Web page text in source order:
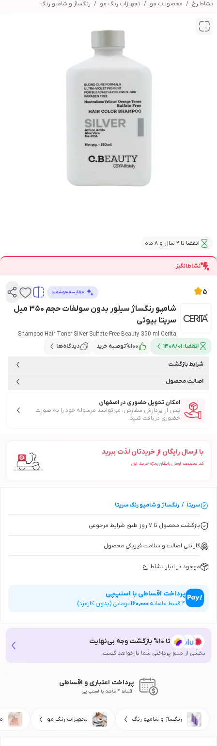
نشاط رخ محصولات مو تجهیزات رنگ مو رنگساژ و شامپو رنگ
انقضا تا 2 سال و 8 ماه
نشاط‌انگیز
5 مقایسه هوشمند
شامپو رنگساژ سیلور بدون سولفات حجم 350 میل
سریتا بیوتی
Shampoo Hair Toner Silver Sulfate-Free Beauty 350 ml Cerita
انقضا:1408/01
%100 توصیه خرید دیدگاه‌ها
شرایط بازگشت
اصالت محصول
امکان تحویل حضوری در اصفهان
پس از پردازش سفارش، می‌توانید مرسوله خود را به صورت
حضوری دریافت کنید.
با ارسال رایگان از خریدتان لذت ببرید
کد تخفیف ارسال رایگان ویژه خرید اول
سریتا / رنگساژ و شامپو رنگسریتا
بازگشت محصول تا ۷ روز طبق شرایط مرجوعی
گارانتی اصالت و سلامت فیزیکی محصول
موجود در انبار نشاط رخ
پرداخت اقساطی با اسنپ‌پی
4 قسط ماهانه160,000تومانی (بدون کارمزد)
تا 10% بازگشت وجه بی‌نهایت
بخشی از مبلغ پرداختی شما بازخواهد گشت.
پرداخت اعتباری و اقساطی
اقساط 4 ماهه با اسنپ پی
رنگساژ و شامپو رنگ تجهیزات رنگ مو